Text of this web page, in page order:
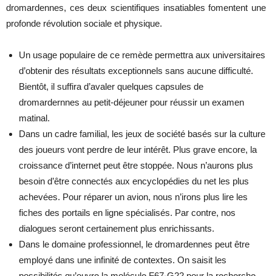
dromardennes, ces deux scientifiques insatiables fomentent une
profonde révolution sociale et physique.
Un usage populaire de ce remède permettra aux universitaires
d’obtenir des résultats exceptionnels sans aucune difficulté.
Bientôt, il suffira d’avaler quelques capsules de
dromardernnes au petit-déjeuner pour réussir un examen
matinal.
Dans un cadre familial, les jeux de société basés sur la culture
des joueurs vont perdre de leur intérêt. Plus grave encore, la
croissance d’internet peut être stoppée. Nous n’aurons plus
besoin d’être connectés aux encyclopédies du net les plus
achevées. Pour réparer un avion, nous n’irons plus lire les
fiches des portails en ligne spécialisés. Par contre, nos
dialogues seront certainement plus enrichissants.
Dans le domaine professionnel, le dromardennes peut être
employé dans une infinité de contextes. On saisit les